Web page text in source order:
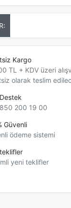
Kargo
TL + KDV üzeri
olarak teslim
Destek
200 19 00
Güvenli
ödeme sistemi
yeni teklifler